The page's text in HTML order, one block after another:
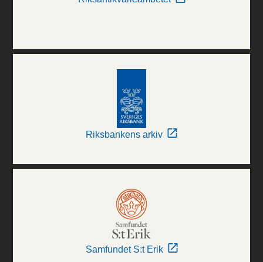
Riksbankens arkiv
Samfundet S:t Erik